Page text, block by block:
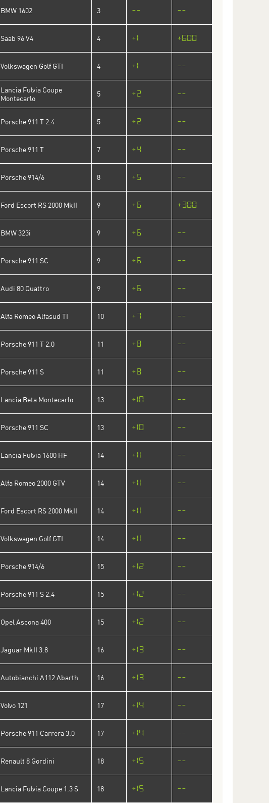
BMW 1602 3 -- --
Saab 96 V4 4 +1 +600
Volkswagen Golf GTI 4 +1 --
Lancia Fulvia Coupe
Montecarlo
5 +2 --
Porsche 911 T 2.4 5 +2 --
Porsche 911 T 7 +4 --
Porsche 914/6 8 +5 --
Ford Escort RS 2000 MkII 9 +6 +300
BMW 323i 9 +6 --
Porsche 911 SC 9 +6 --
Audi 80 Quattro 9 +6 --
Alfa Romeo Alfasud TI 10 +7 --
Porsche 911 T 2.0 11 +8 --
Porsche 911 S 11 +8 --
Lancia Beta Montecarlo 13 +10 --
Porsche 911 SC 13 +10 --
Lancia Fulvia 1600 HF 14 +11 --
Alfa Romeo 2000 GTV 14 +11 --
Ford Escort RS 2000 MkII 14 +11 --
Volkswagen Golf GTI 14 +11 --
Porsche 914/6 15 +12 --
Porsche 911 S 2.4 15 +12 --
Opel Ascona 400 15 +12 --
Jaguar MkII 3.8 16 +13 --
Autobianchi A112 Abarth 16 +13 --
Volvo 121 17 +14 --
Porsche 911 Carrera 3.0 17 +14 --
Renault 8 Gordini 18 +15 --
Lancia Fulvia Coupe 1.3 S 18 +15 --